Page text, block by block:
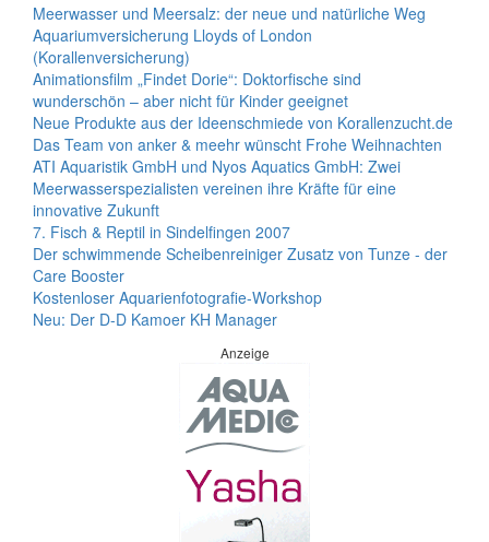
Meerwasser und Meersalz: der neue und natürliche Weg
Aquariumversicherung Lloyds of London
(Korallenversicherung)
Animationsfilm „Findet Dorie“: Doktorfische sind
wunderschön – aber nicht für Kinder geeignet
Neue Produkte aus der Ideenschmiede von Korallenzucht.de
Das Team von anker & meehr wünscht Frohe Weihnachten
ATI Aquaristik GmbH und Nyos Aquatics GmbH: Zwei
Meerwasserspezialisten vereinen ihre Kräfte für eine
innovative Zukunft
7. Fisch & Reptil in Sindelfingen 2007
Der schwimmende Scheibenreiniger Zusatz von Tunze - der
Care Booster
Kostenloser Aquarienfotografie-Workshop
Neu: Der D-D Kamoer KH Manager
Anzeige